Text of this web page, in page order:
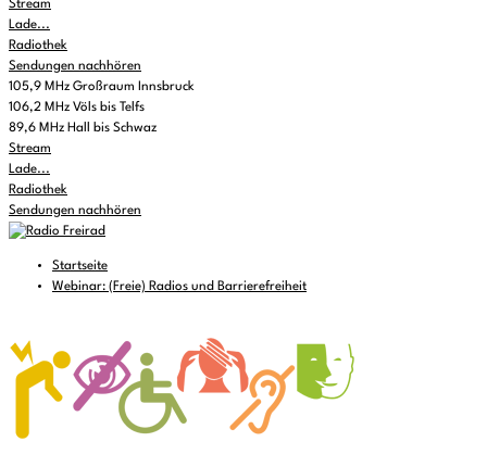
Stream
Lade...
Radiothek
Sendungen nachhören
105,9 MHz Großraum Innsbruck
106,2 MHz Völs bis Telfs
89,6 MHz Hall bis Schwaz
Stream
Lade...
Radiothek
Sendungen nachhören
Startseite
Webinar: (Freie) Radios und Barrierefreiheit